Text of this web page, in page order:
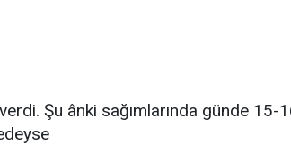
Şu ânki sağımlarında günde